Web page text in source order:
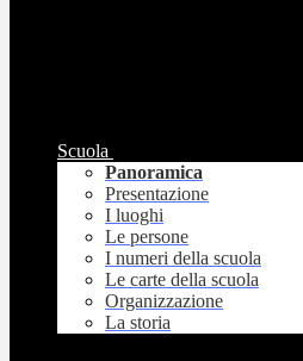
Scuola
Panoramica
Presentazione
I luoghi
Le persone
I numeri della scuola
Le carte della scuola
Organizzazione
La storia